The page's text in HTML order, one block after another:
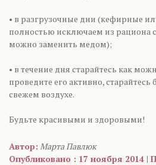
• в разгрузочные дни (кефирные
полностью исключаем из рациона
можно заменить медом);
• в течение дня старайтесь как
проведите его активно,
свежем воздухе.
Будьте красивыми и здоровыми!
Автор: Марта Павлюк
Опубликовано : 17 ноября 2014 |